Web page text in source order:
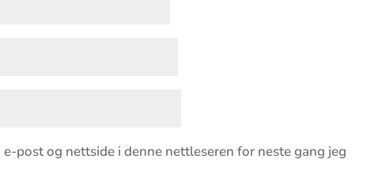
post og nettside i denne nettleseren for neste gang jeg